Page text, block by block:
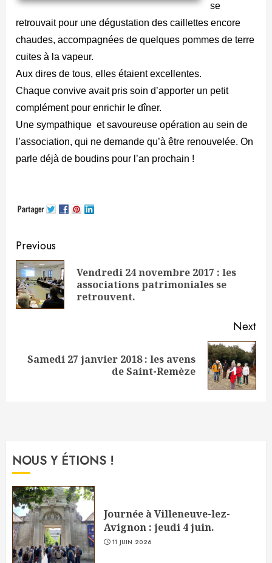
se
retrouvait pour une dégustation des caillettes encore
chaudes, accompagnées de quelques pommes de terre
cuites à la vapeur.
Aux dires de tous, elles étaient excellentes.
Chaque convive avait pris soin d’apporter un petit
complément pour enrichir le dîner.
Une sympathique et savoureuse opération au sein de
l’association, qui ne demande qu’à être renouvelée. On
parle déjà de boudins pour l’an prochain !
Continue
Reading
Previous
Vendredi 24 novembre 2017 : les
associations patrimoniales se
retrouvent.
Next
Next
Samedi 27 janvier 2018 : les avens
de Saint-Remèze
NOUS Y ÉTIONS !
Journée à Villeneuve-lez-
Avignon : jeudi 4 juin.
11 JUIN 2026